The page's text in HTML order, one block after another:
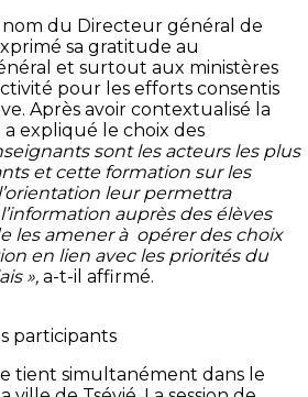
du Directeur général de
sa gratitude au
et surtout aux ministères
pour les efforts consentis
Après avoir contextualisé la
expliqué le choix des
sont les acteurs les plus
et cette formation sur les
leur permettra
auprès des élèves
les amener à opérer des choix
en lien avec les priorités du
», a-t-il affirmé.
participants
tient simultanément dans le